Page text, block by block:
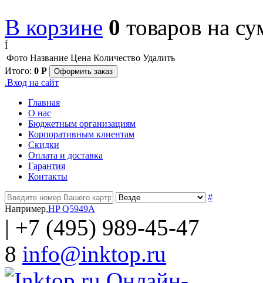
В корзине 0 товаров на
Í
Фото Название Цена Количество Удалить
Итого: 0 Р Оформить заказ
.Вход на сайт
Главная
О нас
Бюджетным организациям
Корпоративным клиентам
Скидки
Оплата и доставка
Гарантия
Контакты
#
Например,HP Q5949A
| +7 (495) 989-45-47
8 info@inktop.ru